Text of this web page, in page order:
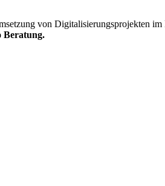
von Digitalisierungsprojekten
Beratung.